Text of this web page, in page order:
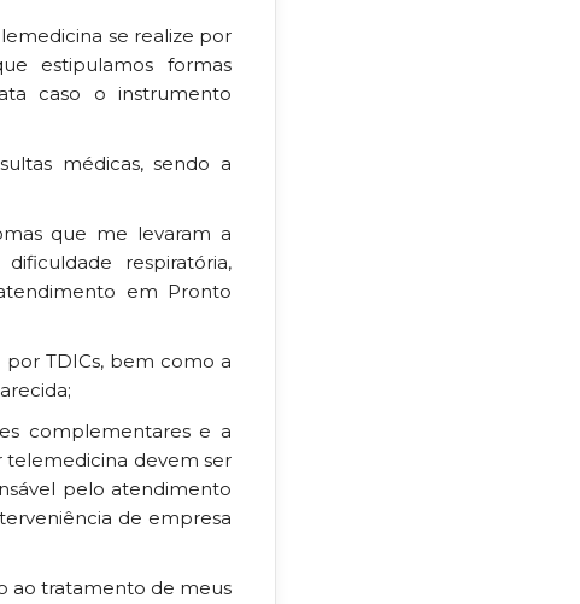
se realize por
estipulamos formas
caso o instrumento
médicas, sendo a
que me levaram a
respiratória,
em Pronto
TDICs, bem como a
complementares e a
telemedicina devem ser
pelo atendimento
de empresa
ao tratamento de meus